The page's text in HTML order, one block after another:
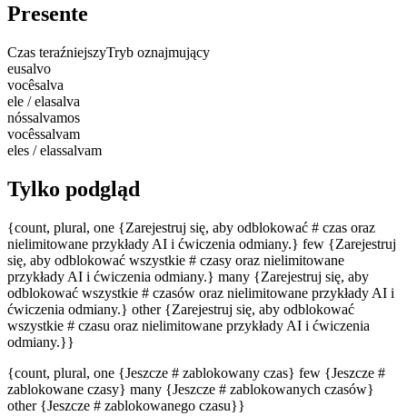
Presente
Czas teraźniejszyTryb oznajmujący
eusalvo
vocêsalva
ele / elasalva
nóssalvamos
vocêssalvam
eles / elassalvam
Tylko podgląd
{count, plural, one {Zarejestruj się, aby odblokować # czas oraz
nielimitowane przykłady AI i ćwiczenia odmiany.} few {Zarejestruj
się, aby odblokować wszystkie # czasy oraz nielimitowane
przykłady AI i ćwiczenia odmiany.} many {Zarejestruj się, aby
odblokować wszystkie # czasów oraz nielimitowane przykłady AI i
ćwiczenia odmiany.} other {Zarejestruj się, aby odblokować
wszystkie # czasu oraz nielimitowane przykłady AI i ćwiczenia
odmiany.}}
{count, plural, one {Jeszcze # zablokowany czas} few {Jeszcze #
zablokowane czasy} many {Jeszcze # zablokowanych czasów}
other {Jeszcze # zablokowanego czasu}}